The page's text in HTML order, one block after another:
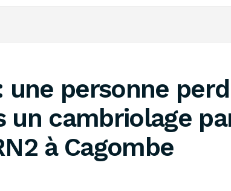
personne
un cambriolage
à Cagombe